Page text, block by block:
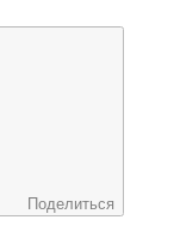
Поделиться